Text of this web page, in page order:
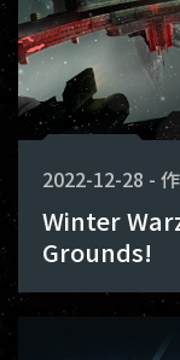
2022-12-28 -
Winter
Grounds!